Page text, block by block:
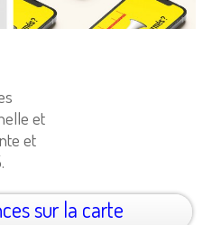
et
et
sur la carte